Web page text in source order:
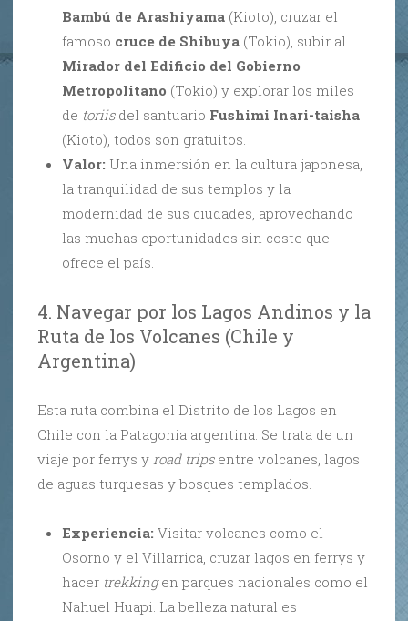
Bambú de Arashiyama (Kioto), cruzar el
famoso cruce de Shibuya (Tokio), subir al
Mirador del Edificio del Gobierno
Metropolitano (Tokio) y explorar los miles
de toriisdel santuario Fushimi Inari-taisha
(Kioto), todos son gratuitos.
Valor: Una inmersión en la cultura japonesa,
la tranquilidad de sus templos y la
modernidad de sus ciudades, aprovechando
las muchas oportunidades sin coste que
ofrece el país.
4. Navegar por los Lagos Andinos y la
Ruta de los Volcanes (Chile y
Argentina)
Esta ruta combina el Distrito de los Lagos en
Chile con la Patagonia argentina. Se trata de un
viaje por ferrys y road tripsentre volcanes, lagos
de aguas turquesas y bosques templados.
Experiencia: Visitar volcanes como el
Osorno y el Villarrica, cruzar lagos en ferrys y
hacer trekkingen parques nacionales como el
Nahuel Huapi. La belleza natural es